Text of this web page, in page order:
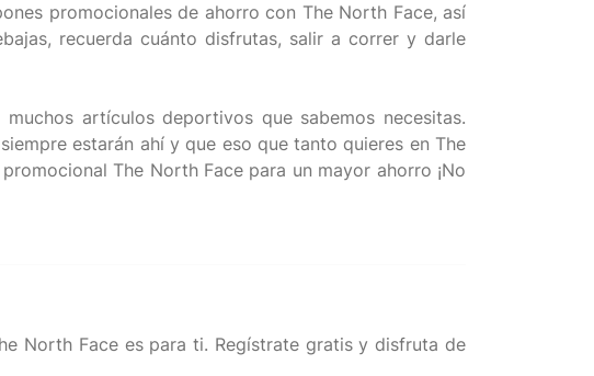
promocionales de ahorro con The North Face, así
recuerda cuánto disfrutas, salir a correr y darle
artículos deportivos que sabemos necesitas.
estarán ahí y que eso que tanto quieres en The
The North Face para un mayor ahorro ¡No
North Face es para ti. Regístrate gratis y disfruta de